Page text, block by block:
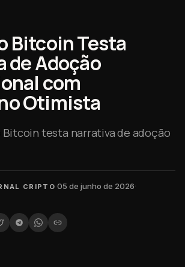
Bitcoin Testa
de Adoção
com
Otimista
testa narrativa de adoção
CRIPTO·05 de junho de 2026·